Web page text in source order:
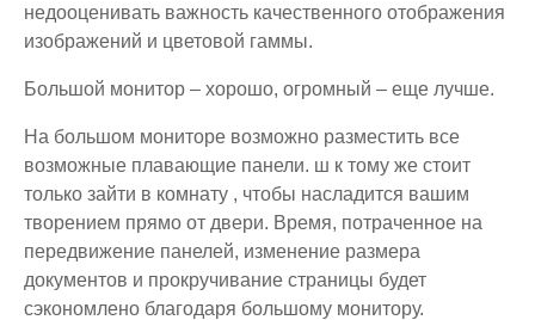
недооценивать важность качественного отображения
изображений и цветовой гаммы.
Большой монитор – хорошо, огромный – еще лучше.
На большом мониторе возможно разместить все
возможные плавающие панели. ш к тому же стоит
только зайти в комнату , чтобы насладится вашим
творением прямо от двери. Время, потраченное на
передвижение панелей, изменение размера
документов и прокручивание страницы будет
сэкономлено благодаря большому монитору.